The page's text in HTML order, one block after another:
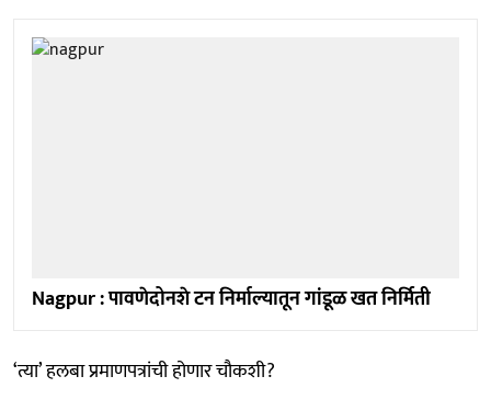
Nagpur : पावणेदोनशे टन निर्माल्यातून गांडूळ खत निर्मिती
‘त्या’ हलबा प्रमाणपत्रांची होणार चौकशी?